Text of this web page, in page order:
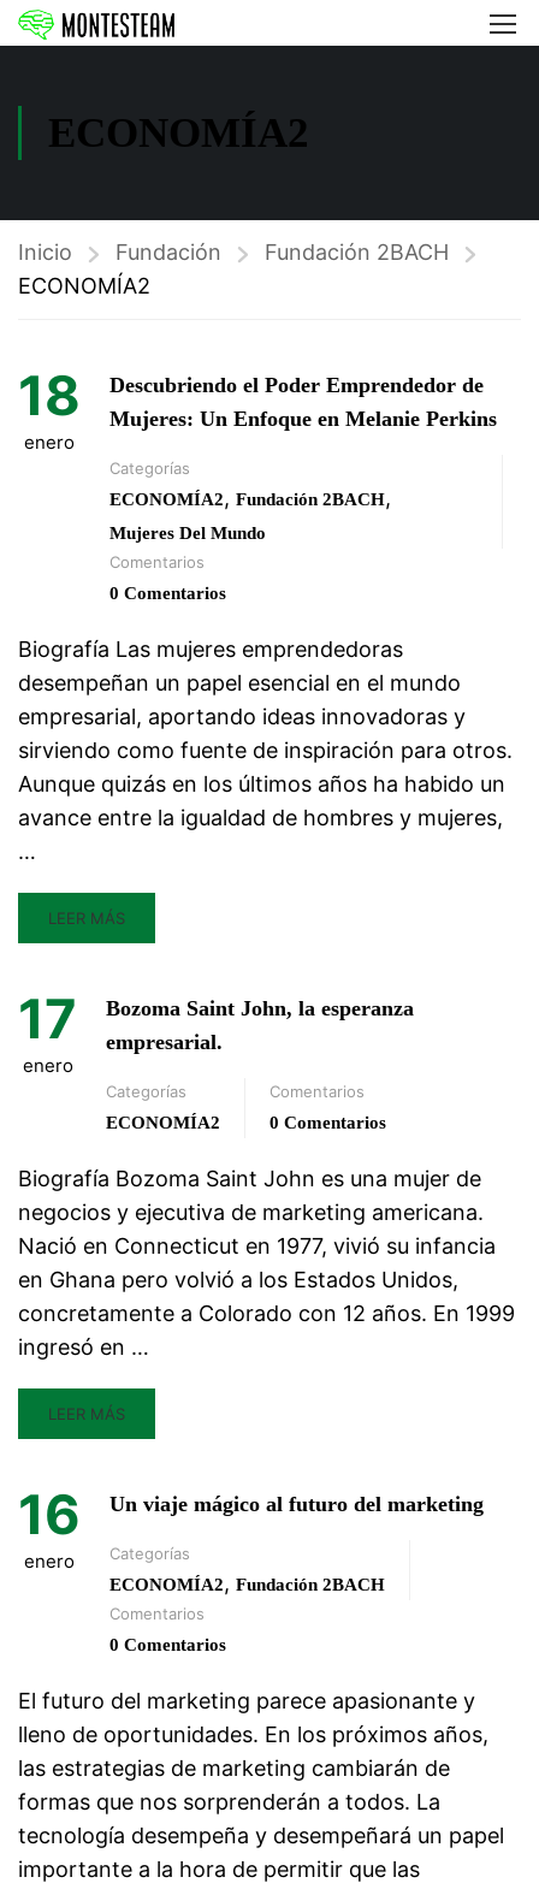
ECONOMÍA2
Inicio Fundación
Fundación 2BACH
ECONOMÍA2
18
enero
Descubriendo el Poder Emprendedor de
Mujeres: Un Enfoque en Melanie Perkins
Categorías
ECONOMÍA2, Fundación 2BACH,
Mujeres Del Mundo
Comentarios
0 Comentarios
Biografía Las mujeres emprendedoras
desempeñan un papel esencial en el mundo
empresarial, aportando ideas innovadoras y
sirviendo como fuente de inspiración para otros.
Aunque quizás en los últimos años ha habido un
avance entre la igualdad de hombres y mujeres,
…
LEER MÁS
17
enero
Bozoma Saint John, la esperanza
empresarial.
Categorías
ECONOMÍA2
Comentarios
0 Comentarios
Biografía Bozoma Saint John es una mujer de
negocios y ejecutiva de marketing americana.
Nació en Connecticut en 1977, vivió su infancia
en Ghana pero volvió a los Estados Unidos,
concretamente a Colorado con 12 años. En 1999
ingresó en …
LEER MÁS
16
enero
Un viaje mágico al futuro del marketing
Categorías
ECONOMÍA2, Fundación 2BACH
Comentarios
0 Comentarios
El futuro del marketing parece apasionante y
lleno de oportunidades. En los próximos años,
las estrategias de marketing cambiarán de
formas que nos sorprenderán a todos. La
tecnología desempeña y desempeñará un papel
importante a la hora de permitir que las